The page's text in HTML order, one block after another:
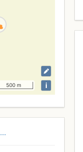
500 m i